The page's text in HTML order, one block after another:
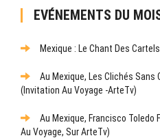
EVÉNEMENTS DU
Mexique : Le Chant Des
Au Mexique, Les Clichés Sans
(Invitation Au Voyage -ArteTv)
Au Mexique, Francisco Toledo
Au Voyage, Sur ArteTv)